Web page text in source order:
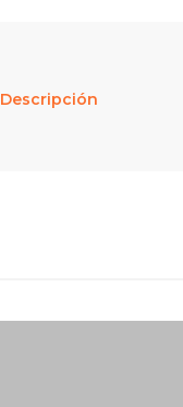
Descripción